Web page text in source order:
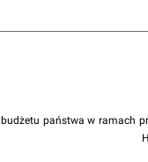
państwa w ramach